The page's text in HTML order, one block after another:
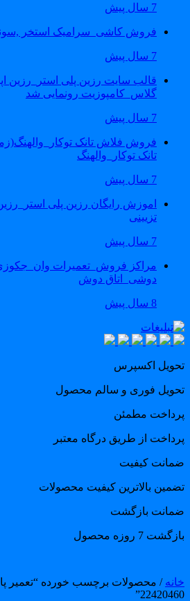
فروش کاشی_سرامیک استخر
قالب سایت رزین پلی استر_رزین
گلاس_کامپوزیت رونمایی شد
فروش فلاش تانک
تانک توکار_والهنگ
اموزش رایگان رزین پلی استر_رزین
تزیینی
مراکز فروش_تعمیرات
دوشی_اتاق دوش
اکسپرس
فوری و سالم محصول
مطمئن
از طریق درگاه معتبر
کیفیت
بالاترین کیفیت محصولات
بازگشت
7 روزه محصول
/ محصولات برچسب خورده “تعمیر